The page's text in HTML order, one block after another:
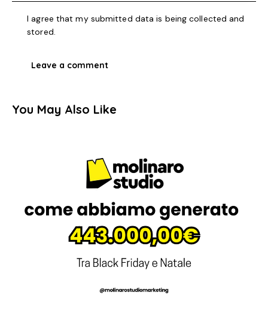
I agree that my submitted data is being collected and
stored.
You May Also Like